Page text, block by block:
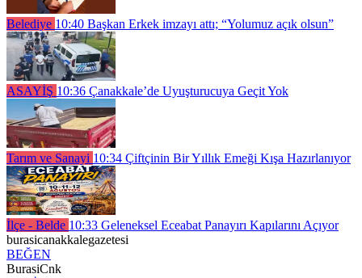
Belediye 10:40 Başkan Erkek imzayı attı; “Yolumuz açık olsun”
ASAYİŞ 10:36 Çanakkale’de Uyuşturucuya Geçit Yok
Tarım ve Sanayi 10:34 Çiftçinin Bir Yıllık Emeği Kışa Hazırlanıyor
İlçe - Belde 10:33 Geleneksel Eceabat Panayırı Kapılarını Açıyor
burasicanakkalegazetesi
BEĞEN
BurasiCnk